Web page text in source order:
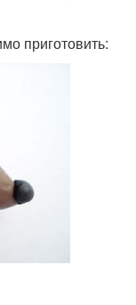
приготовить: